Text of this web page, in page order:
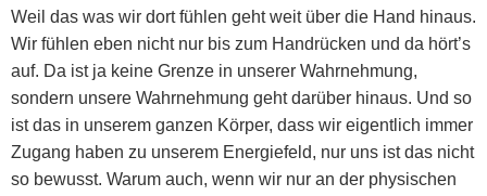
Weil das was wir dort fühlen geht weit über die Hand hinaus.
Wir fühlen eben nicht nur bis zum Handrücken und da hört’s
auf. Da ist ja keine Grenze in unserer Wahrnehmung,
sondern unsere Wahrnehmung geht darüber hinaus. Und so
ist das in unserem ganzen Körper, dass wir eigentlich immer
Zugang haben zu unserem Energiefeld, nur uns ist das nicht
so bewusst. Warum auch, wenn wir nur an der physischen